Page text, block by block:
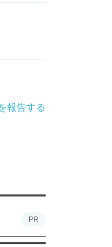
報告する
PR